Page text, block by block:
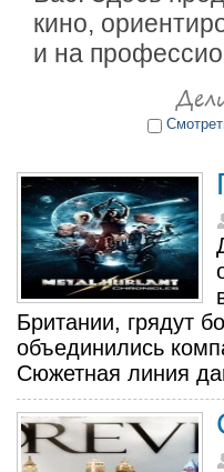
кино,
и на
Британии, грядут
объединились
Сюжетная линия